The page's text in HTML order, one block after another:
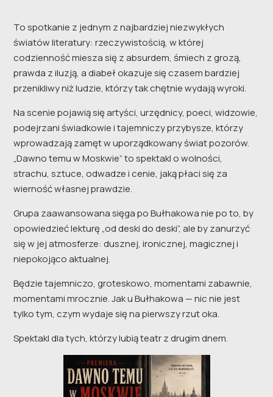
To spotkanie z jednym z najbardziej niezwykłych
światów literatury: rzeczywistością, w której
codzienność miesza się z absurdem, śmiech z grozą,
prawda z iluzją, a diabeł okazuje się czasem bardziej
przenikliwy niż ludzie, którzy tak chętnie wydają wyroki.
Na scenie pojawią się artyści, urzędnicy, poeci, widzowie,
podejrzani świadkowie i tajemniczy przybysze, którzy
wprowadzają zamęt w uporządkowany świat pozorów.
„Dawno temu w Moskwie” to spektakl o wolności,
strachu, sztuce, odwadze i cenie, jaką płaci się za
wierność własnej prawdzie.
Grupa zaawansowana sięga po Bułhakowa nie po to, by
opowiedzieć lekturę „od deski do deski”, ale by zanurzyć
się w jej atmosferze: dusznej, ironicznej, magicznej i
niepokojąco aktualnej.
Będzie tajemniczo, groteskowo, momentami zabawnie,
momentami mrocznie. Jak u Bułhakowa — nic nie jest
tylko tym, czym wydaje się na pierwszy rzut oka.
Spektakl dla tych, którzy lubią teatr z drugim dnem.